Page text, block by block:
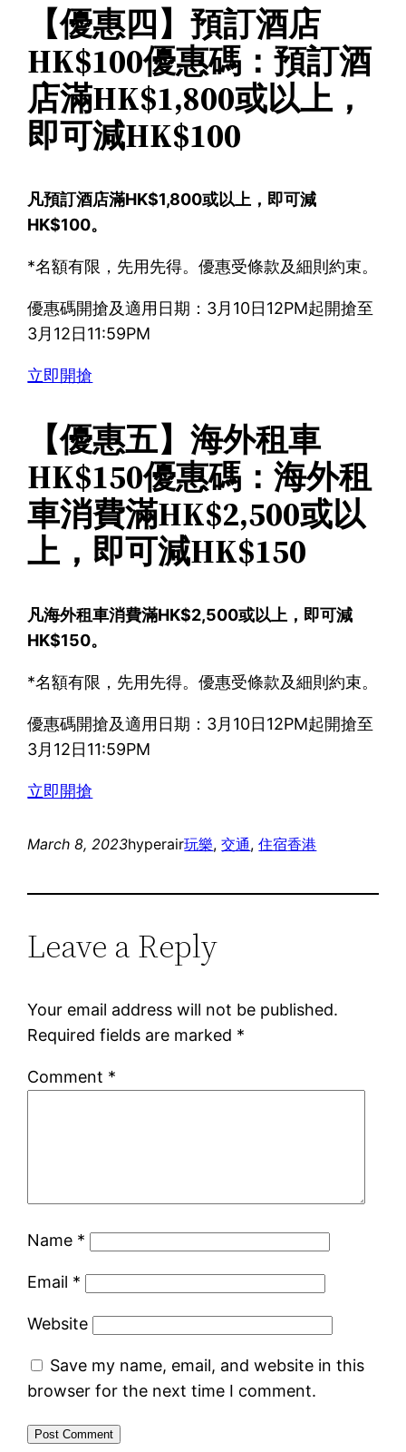
【優惠四】預訂酒店
HK$100優惠碼：預訂酒
店滿HK$1,800或以上，
即可減HK$100
凡預訂酒店滿HK$1,800或以上，即可減
HK$100。
*名額有限，先用先得。優惠受條款及細則約束。
優惠碼開搶及適用日期：3月10日12PM起開搶至
3月12日11:59PM
立即開搶
【優惠五】海外租車
HK$150優惠碼：海外租
車消費滿HK$2,500或以
上，即可減HK$150
凡海外租車消費滿HK$2,500或以上，即可減
HK$150。
*名額有限，先用先得。優惠受條款及細則約束。
優惠碼開搶及適用日期：3月10日12PM起開搶至
3月12日11:59PM
立即開搶
March 8, 2023hyperair玩樂, 交通, 住宿香港
Leave a Reply
Your email address will not be published.
Required fields are marked *
Comment *
Name *
Email *
Website
Save my name, email, and website in this
browser for the next time I comment.